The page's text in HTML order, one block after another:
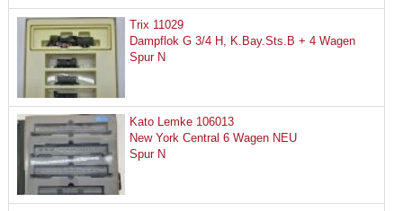
Trix 11029
Dampflok G 3/4 H, K.Bay.Sts.B + 4 Wagen
Spur N
Kato Lemke 106013
New York Central 6 Wagen NEU
Spur N